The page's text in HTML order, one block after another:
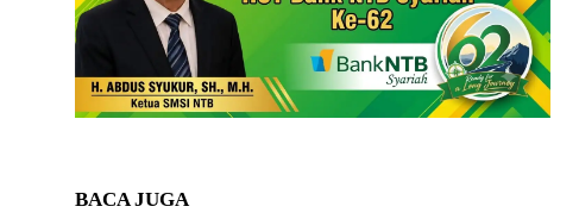
BACA JUGA